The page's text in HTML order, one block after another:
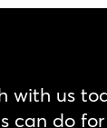
with us
can do